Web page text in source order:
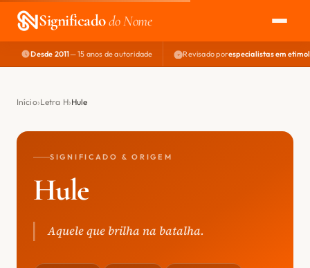
Significadodo Nome
EXPLORAR
NOME PERFEITO
Desde 2011— 15 anos de autoridade Revisado porespecialistas em
Início Letra H Hule
SIGNIFICADO & ORIGEM
Hule
Aquele que brilha na batalha.